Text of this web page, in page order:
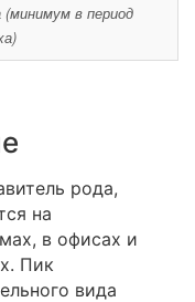
в период
рода,
на
в офисах и
Пик
вида